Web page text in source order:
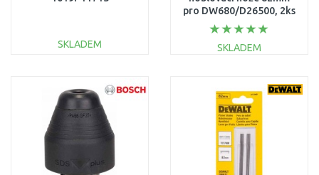
SKLADEM
Porovnat
pro DW680/D26500, 2ks
SKLADEM
Porovnat